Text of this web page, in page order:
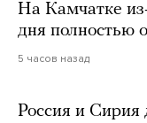
На Камчатке
дня полностью
5 часов назад
Россия и Сирия